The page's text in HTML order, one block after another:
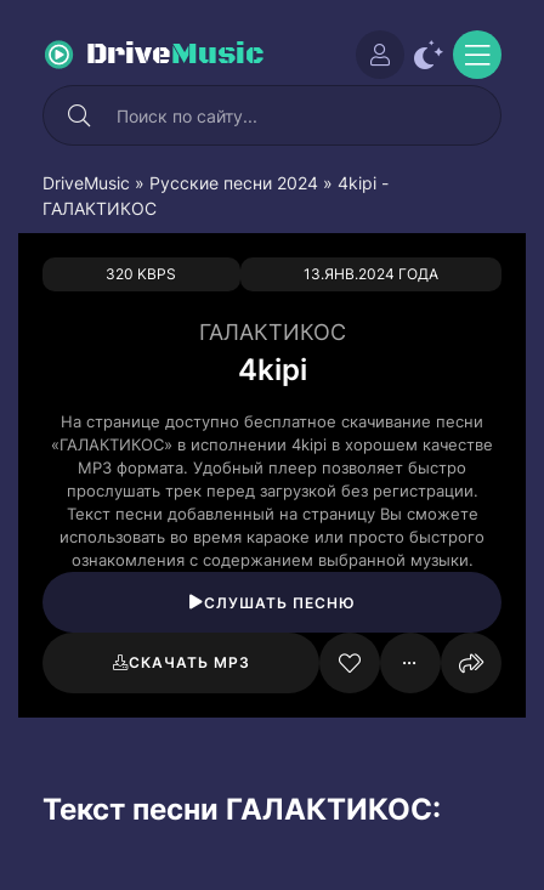
DriveMusic
DriveMusic » Русские песни 2024 » 4kipi -
ГАЛАКТИКОС
320 KBPS 13.ЯНВ.2024 ГОДА
0 0
ГАЛАКТИКОС
4kipi
На странице доступно бесплатное скачивание песни
«ГАЛАКТИКОС» в исполнении 4kipi в хорошем качестве
MP3 формата. Удобный плеер позволяет быстро
прослушать трек перед загрузкой без регистрации.
Текст песни добавленный на страницу Вы сможете
использовать во время караоке или просто быстрого
ознакомления с содержанием выбранной музыки.
СЛУШАТЬ ПЕСНЮ
СКАЧАТЬ MP3
Текст песни ГАЛАКТИКОС: